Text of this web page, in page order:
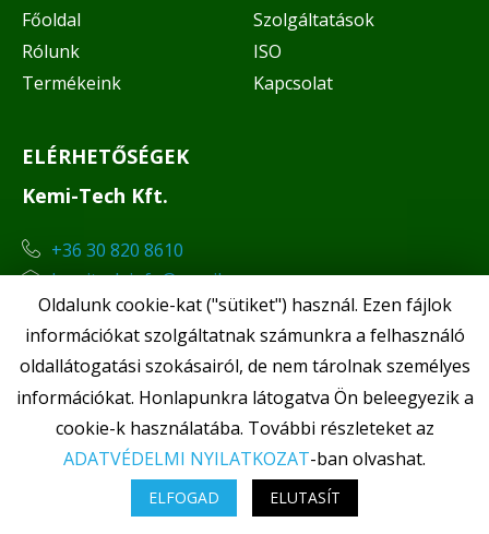
Főoldal
Rólunk
Termékeink
Szolgáltatások
ISO
Kapcsolat
ELÉRHETŐSÉGEK
Kemi-Tech Kft.
+36 30 820 8610
kemitech.info@gmail.com
Minden jog fenntartva. ©In4Net Kft.2026
Oldalunk cookie-kat ("sütiket") használ. Ezen fájlok
információkat szolgáltatnak számunkra a felhasználó
oldallátogatási szokásairól, de nem tárolnak személyes
információkat. Honlapunkra látogatva Ön beleegyezik a
cookie-k használatába. További részleteket az
ADATVÉDELMI NYILATKOZAT-ban olvashat.
ELFOGAD ELUTASÍT